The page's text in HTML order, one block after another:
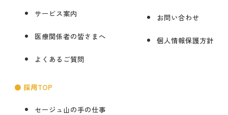
サービス案内
医療関係者の皆さまへ
よくあるご質問
● 採用TOP
セージュ山の手の仕事
お問い合わせ
個人情報保護方針